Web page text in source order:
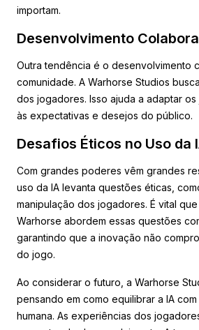
importam.
Desenvolvimento
Outra tendência é o desenvolvimento
comunidade. A Warhorse Studios
dos jogadores. Isso ajuda a adaptar
às expectativas e desejos do público.
Desafios Éticos no Uso da
Com grandes poderes vêm grandes
uso da IA levanta questões éticas,
manipulação dos jogadores. É vital
Warhorse abordem essas questões
garantindo que a inovação não
do jogo.
Ao considerar o futuro, a Warhorse
pensando em como equilibrar a IA
humana. As experiências dos